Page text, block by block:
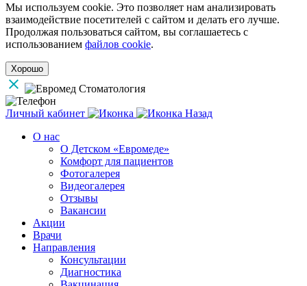
Мы используем cookie. Это позволяет нам анализировать
взаимодействие посетителей с сайтом и делать его лучше.
Продолжая пользоваться сайтом, вы соглашаетесь с
использованием файлов cookie.
Хорошо
Личный кабинет
Назад
О нас
О Детском «Евромеде»
Комфорт для пациентов
Фотогалерея
Видеогалерея
Отзывы
Вакансии
Акции
Врачи
Направления
Консультации
Диагностика